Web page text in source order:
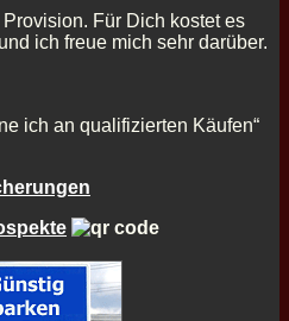
Für Dich kostet es
ich freue mich sehr darüber.
ich an qualifizierten Käufen“